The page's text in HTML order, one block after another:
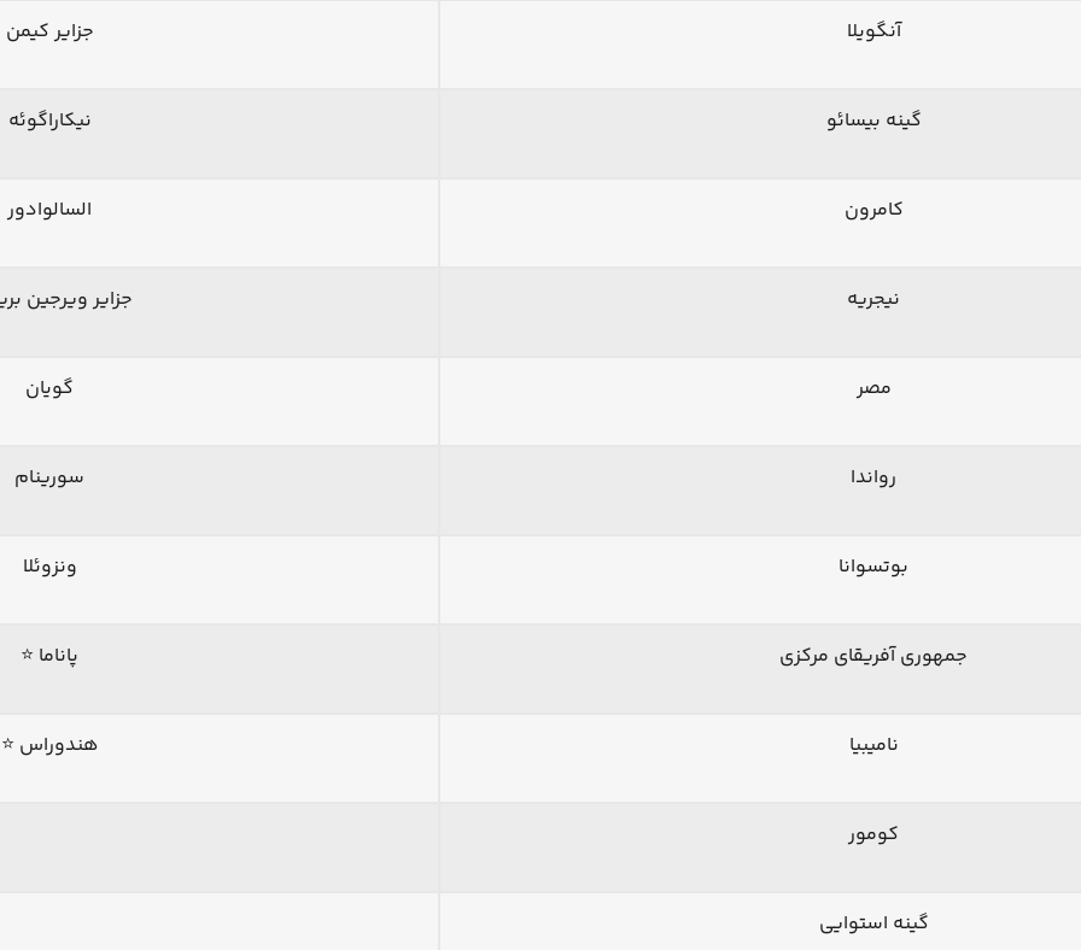
آنگویلا جزایر کیمن
گینه بیسائو نیکاراگوئه
کامرون السالوادور
نیجریه جزایر ویرجین
مصر گویان
رواندا سورینام
بوتسوانا ونزوئلا
جمهوری آفریقای مرکزی پاناما ⭐
نامیبیا هندوراس ⭐
کومور
گینه استوایی